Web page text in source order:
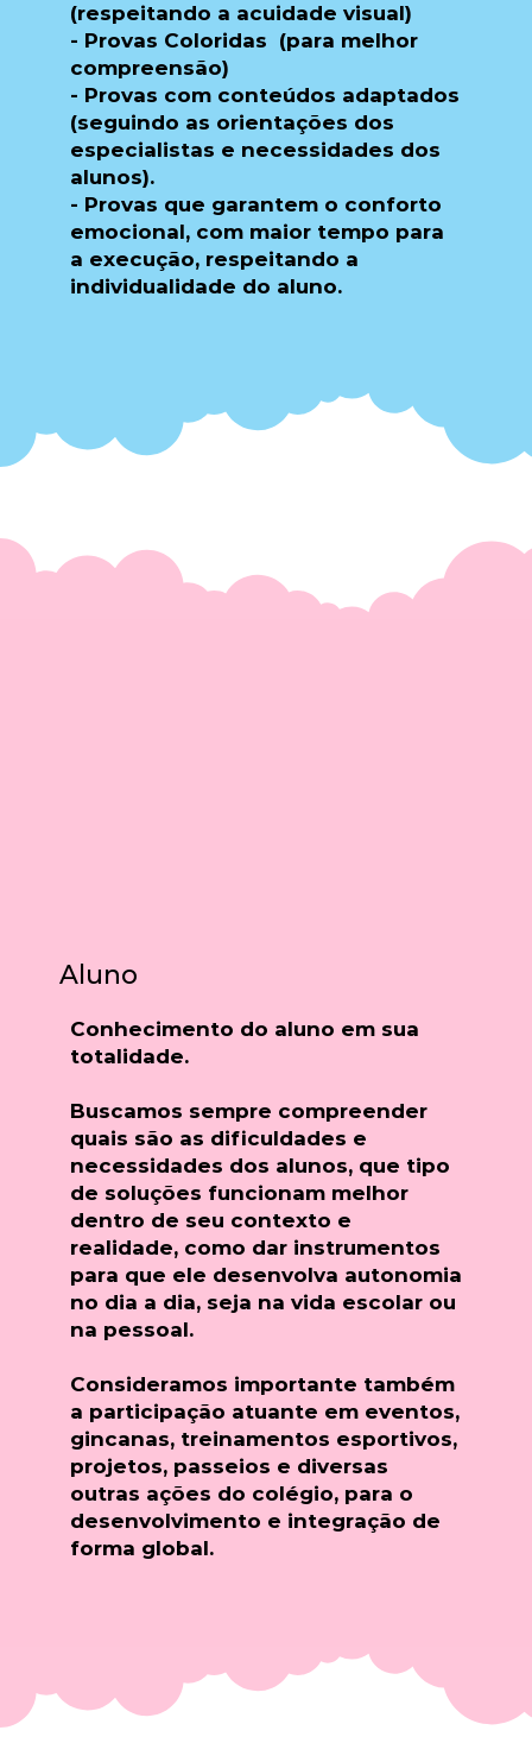
(respeitando a acuidade visual)
​- Provas Coloridas (para melhor
compreensão)
​- Provas com conteúdos adaptados
(seguindo as orientações dos
especialistas e necessidades dos
alunos).
​- Provas que garantem o conforto
emocional, com maior tempo para
a execução, respeitando a
individualidade do aluno.
Aluno
Conhecimento do aluno em sua
totalidade.
Buscamos sempre compreender
quais são as dificuldades e
necessidades dos alunos, que tipo
de soluções funcionam melhor
dentro de seu contexto e
realidade, como dar instrumentos
para que ele desenvolva autonomia
no dia a dia, seja na vida escolar ou
na pessoal.
Consideramos importante também
a participação atuante em eventos,
gincanas, treinamentos esportivos,
projetos, passeios e diversas
outras ações do colégio, para o
desenvolvimento e integração de
forma global.